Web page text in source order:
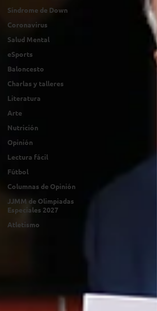
Síndrome de Down
Coronavirus
Salud Mental
eSports
Baloncesto
Charlas y talleres
Literatura
Arte
Nutrición
Opinión
Lectura fácil
Fútbol
Columnas de Opinión
JJMM de Olimpiadas
Especiales 2027
Atletismo